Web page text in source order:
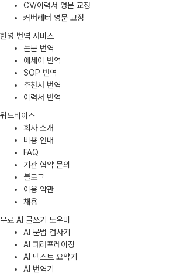
CV/이력서 영문 교정
커버레터 영문 교정
한영 번역 서비스
논문 번역
에세이 번역
SOP 번역
추천서 번역
이력서 번역
워드바이스
회사 소개
비용 안내
FAQ
기관 협약 문의
블로그
이용 약관
채용
무료 AI 글쓰기 도우미
AI 문법 검사기
AI 패러프레이징
AI 텍스트 요약기
AI 번역기